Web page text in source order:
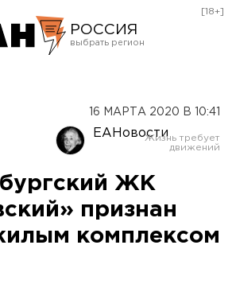
РОССИЯ
Оренбург
[18+]
16 МАРТА 2020 В 10:41
ЕАНовости
ЖК
признан
комплексом